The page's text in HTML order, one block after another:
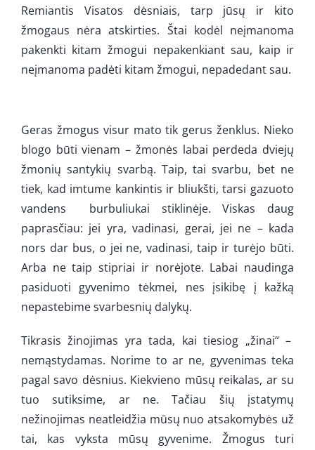
Remiantis Visatos dėsniais, tarp jūsų ir kito
žmogaus nėra atskirties. Štai kodėl neįmanoma
pakenkti kitam žmogui nepakenkiant sau, kaip ir
neįmanoma padėti kitam žmogui, nepadedant sau.
Geras žmogus visur mato tik gerus ženklus. Nieko
blogo būti vienam – žmonės labai perdeda dviejų
žmonių santykių svarbą. Taip, tai svarbu, bet ne
tiek, kad imtume kankintis ir bliukšti, tarsi gazuoto
vandens burbuliukai stiklinėje. Viskas daug
paprasčiau: jei yra, vadinasi, gerai, jei ne – kada
nors dar bus, o jei ne, vadinasi, taip ir turėjo būti.
Arba ne taip stipriai ir norėjote. Labai naudinga
pasiduoti gyvenimo tėkmei, nes įsikibę į kažką
nepastebime svarbesnių dalykų.
Tikrasis žinojimas yra tada, kai tiesiog „žinai“ –
nemąstydamas. Norime to ar ne, gyvenimas teka
pagal savo dėsnius. Kiekvieno mūsų reikalas, ar su
tuo sutiksime, ar ne. Tačiau šių įstatymų
nežinojimas neatleidžia mūsų nuo atsakomybės už
tai, kas vyksta mūsų gyvenime. Žmogus turi